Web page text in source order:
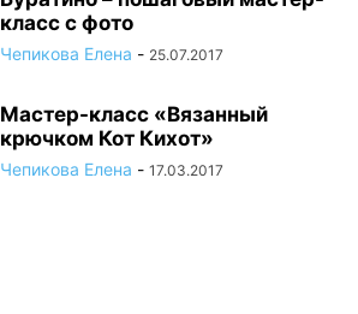
класс с фото
Чепикова Елена - 25.07.2017
Мастер-класс «Вязанный
крючком Кот Кихот»
Чепикова Елена - 17.03.2017